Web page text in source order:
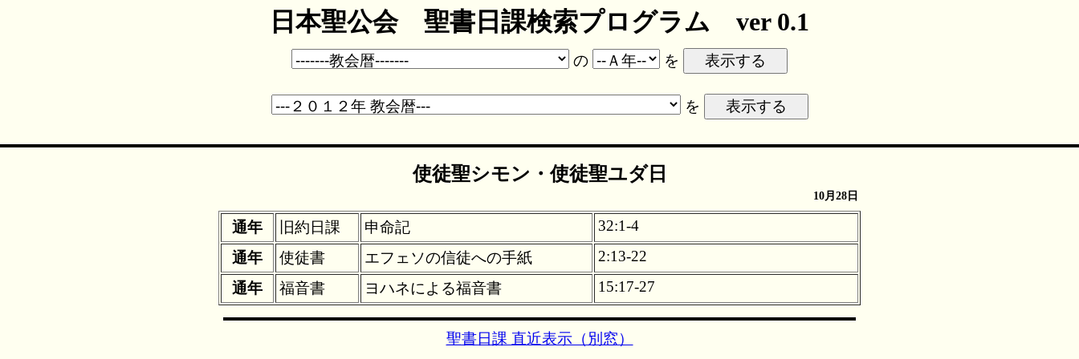
日本聖公会 聖書日課検索プログラム ver 0.1
の を
を
使徒聖シモン・使徒聖ユダ日
10月28日
通年 旧約日課 申命記
32:1-4
通年
使徒書 エフェソの信徒への手紙
2:13-22
通年
福音書 ヨハネによる福音書 15:17-27
聖書日課 直近表示（別窓）